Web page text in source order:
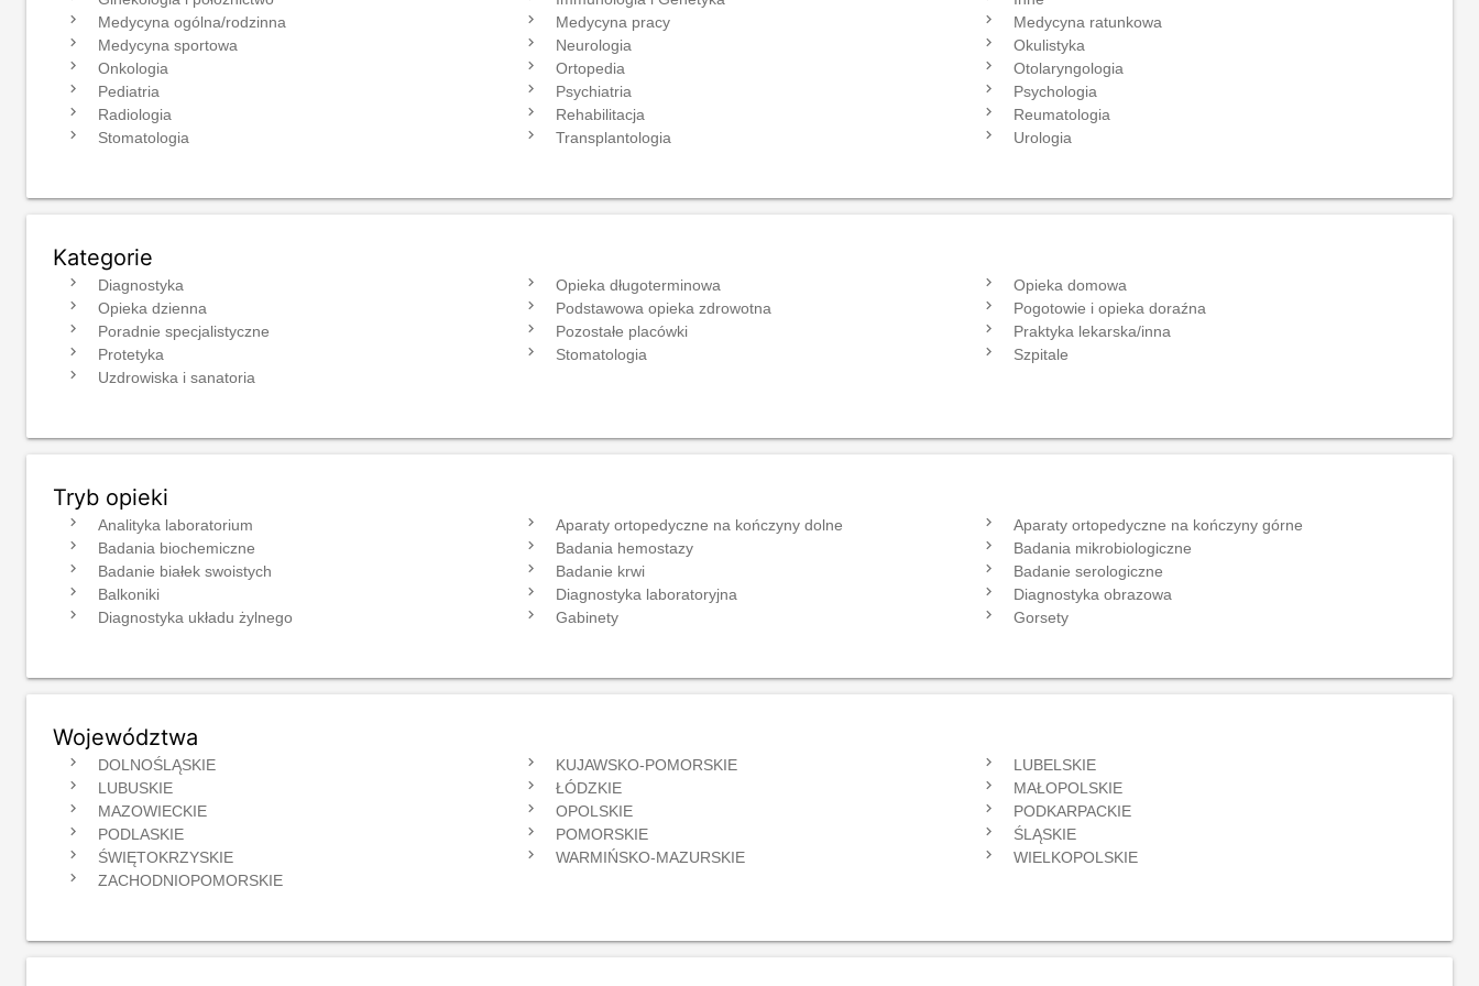
navigate_next Medycyna ogólna/rodzinna navigate_next Medycyna pracy navigate_next Medycyna ratunkowa
navigate_next Medycyna sportowa navigate_next Neurologia navigate_next Okulistyka
navigate_next Onkologia navigate_next Ortopedia navigate_next Otolaryngologia
navigate_next Pediatria navigate_next Psychiatria navigate_next Psychologia
navigate_next Radiologia navigate_next Rehabilitacja navigate_next Reumatologia
navigate_next Stomatologia navigate_next Transplantologia navigate_next Urologia
Kategorie
navigate_next Diagnostyka navigate_next Opieka długoterminowa navigate_next Opieka domowa
navigate_next Opieka dzienna navigate_next Podstawowa opieka zdrowotna navigate_next Pogotowie i opieka doraźna
navigate_next Poradnie specjalistyczne navigate_next Pozostałe placówki navigate_next Praktyka lekarska/inna
navigate_next Protetyka navigate_next Stomatologia navigate_next Szpitale
navigate_next Uzdrowiska i sanatoria
Tryb opieki
navigate_next Analityka laboratorium navigate_next Aparaty ortopedyczne na kończyny dolne navigate_next Aparaty ortopedyczne na kończyny górne
navigate_next Badania biochemiczne navigate_next Badania hemostazy navigate_next Badania mikrobiologiczne
navigate_next Badanie białek swoistych navigate_next Badanie krwi navigate_next Badanie serologiczne
navigate_next Balkoniki navigate_next Diagnostyka laboratoryjna navigate_next Diagnostyka obrazowa
navigate_next Diagnostyka układu żylnego navigate_next Gabinety navigate_next Gorsety
Województwa
navigate_next DOLNOŚLĄSKIE navigate_next KUJAWSKO-POMORSKIE navigate_next LUBELSKIE
navigate_next LUBUSKIE navigate_next ŁÓDZKIE navigate_next MAŁOPOLSKIE
navigate_next MAZOWIECKIE navigate_next OPOLSKIE navigate_next PODKARPACKIE
navigate_next PODLASKIE navigate_next POMORSKIE navigate_next ŚLĄSKIE
navigate_next ŚWIĘTOKRZYSKIE navigate_next WARMIŃSKO-MAZURSKIE navigate_next WIELKOPOLSKIE
navigate_next ZACHODNIOPOMORSKIE